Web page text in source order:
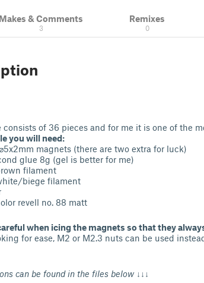
Makes & Comments
3
Remixes
0
consists of 36 pieces and for me it is one of the
you will need:
magnets (there are two extra for luck)
glue 8g (gel is better for me)
filament
biege filament
revell no. 88 matt
when icing the magnets so that they
for ease, M2 or M2.3 nuts can be used
can be found in the files below ↓↓↓